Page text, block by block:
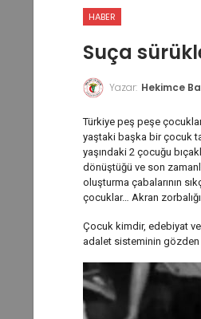
HABER
Suça
Yazar: Hekimce
Türkiye peş peşe
yaştaki başka bir çocuk
yaşındaki 2 çocuğu
dönüştüğü ve son
oluşturma çabalarının
çocuklar… Akran
Çocuk kimdir, edebiyat
adalet sisteminin